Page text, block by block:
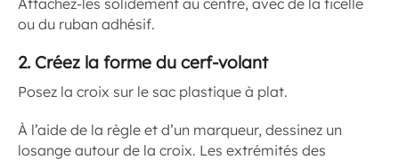
ou du ruban adhésif.
2. Créez la forme du cerf-volant
Posez la croix sur le sac plastique à plat.
À l’aide de la règle et d’un marqueur, dessinez un
losange autour de la croix. Les extrémités des